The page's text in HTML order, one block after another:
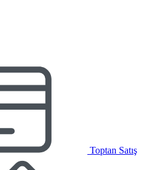
Toptan Satış